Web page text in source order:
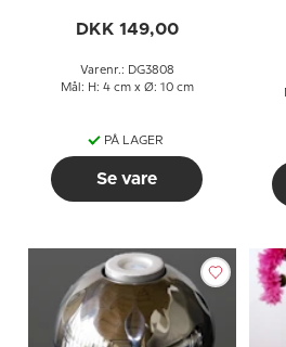
DKK 149,00
Varenr.: DG3808
Mål: H: 4 cm x Ø: 10 cm
PÅ LAGER
Se vare